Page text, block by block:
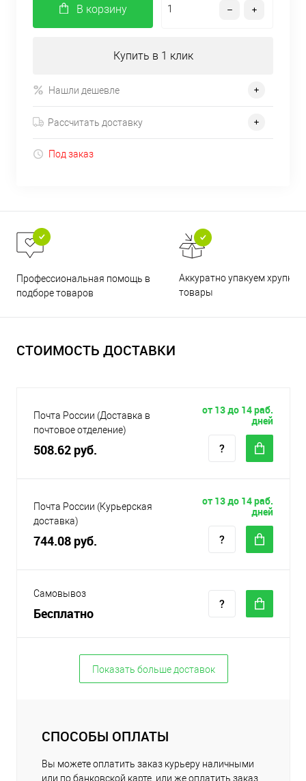
В корзину
Купить в 1 клик
Нашли дешевле
Рассчитать доставку
Под заказ
Профессиональная помощь в
подборе товаров
Аккуратно упакуем хрупкие
товары
СТОИМОСТЬ ДОСТАВКИ
Почта России (Доставка в
почтовое отделение)
508.62 руб.
от 13 до 14 раб.
дней
Почта России (Курьерская
доставка)
744.08 руб.
от 13 до 14 раб.
дней
Самовывоз
Бесплатно
Показать больше доставок
СПОСОБЫ ОПЛАТЫ
Вы можете оплатить заказ курьеру наличными
или по банковской карте, или же оплатить заказ